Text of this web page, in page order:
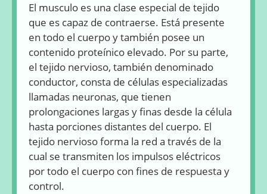
El musculo es una clase especial de tejido
que es capaz de contraerse. Está presente
en todo el cuerpo y también posee un
contenido proteínico elevado. Por su parte,
el tejido nervioso, también denominado
conductor, consta de células especializadas
llamadas neuronas, que tienen
prolongaciones largas y finas desde la célula
hasta porciones distantes del cuerpo. El
tejido nervioso forma la red a través de la
cual se transmiten los impulsos eléctricos
por todo el cuerpo con fines de respuesta y
control.